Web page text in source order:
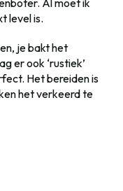
Al moet ik
level is.
je bakt het
er ook ‘rustiek’
Het bereiden is
het verkeerd te